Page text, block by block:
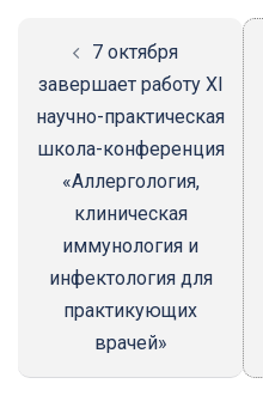
7 октября
завершает работу XI
научно-практическая
школа-конференция
«Аллергология,
клиническая
иммунология и
инфектология для
практикующих
врачей»